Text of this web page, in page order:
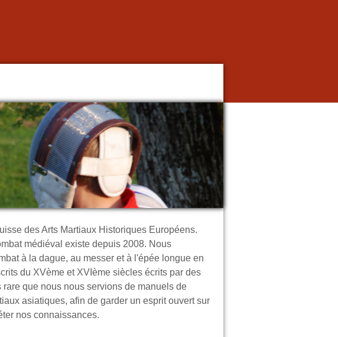
des Arts Martiaux Historiques Européens.
médiéval existe depuis 2008. Nous
à la dague, au messer et à l'épée longue en
du XVème et XVIème siècles écrits par des
que nous nous servions de manuels de
asiatiques, afin de garder un esprit ouvert sur
nos connaissances.